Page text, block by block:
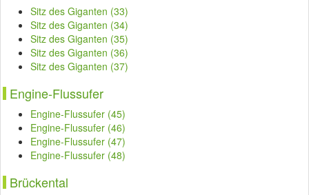
Sitz des Giganten (33)
Sitz des Giganten (34)
Sitz des Giganten (35)
Sitz des Giganten (36)
Sitz des Giganten (37)
Engine-Flussufer
Engine-Flussufer (45)
Engine-Flussufer (46)
Engine-Flussufer (47)
Engine-Flussufer (48)
Brückental